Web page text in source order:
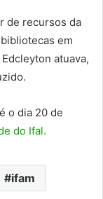
de recursos da
em
atuava,
o dia 20 de
do Ifal.
ifam